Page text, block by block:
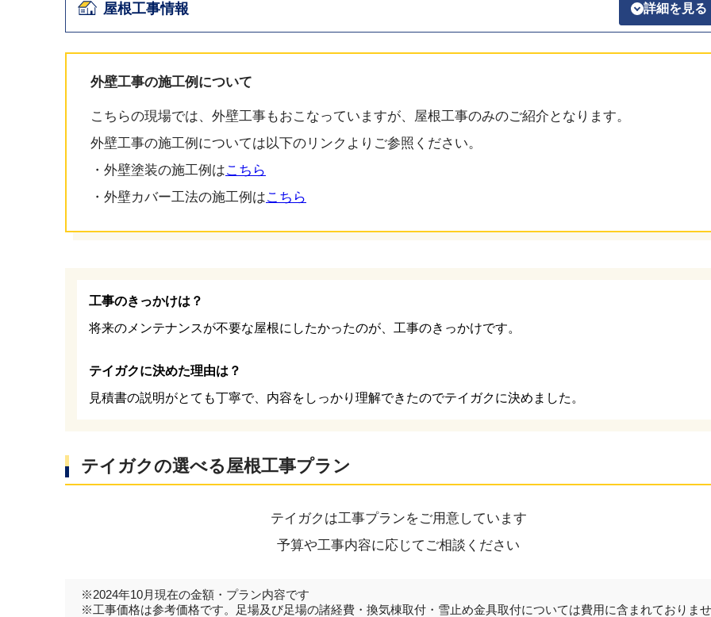
屋根工事情報 詳細を見る
外壁工事の施工例について
こちらの現場では、外壁工事もおこなっていますが、屋根工事のみのご紹介となります。
外壁工事の施工例については以下のリンクよりご参照ください。
・外壁塗装の施工例はこちら
・外壁カバー工法の施工例はこちら
工事のきっかけは？
将来のメンテナンスが不要な屋根にしたかったのが、工事のきっかけです。
テイガクに決めた理由は？
見積書の説明がとても丁寧で、内容をしっかり理解できたのでテイガクに決めました。
テイガクの選べる屋根工事プラン
テイガクは工事プランをご用意しています
予算や工事内容に応じてご相談ください
※2024年10月現在の金額・プラン内容です
※工事価格は参考価格です。足場及び足場の諸経費・換気棟取付・雪止め金具取付については費用に含まれておりませ